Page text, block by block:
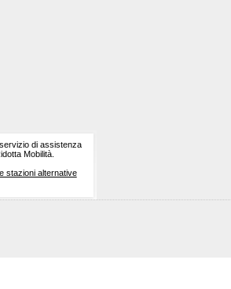
di assistenza
Mobilità.
stazioni alternative